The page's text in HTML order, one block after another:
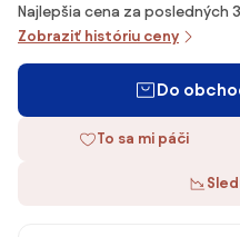
Najlepšia cena za posledných
Zobraziť históriu ceny
Do
To sa mi páči